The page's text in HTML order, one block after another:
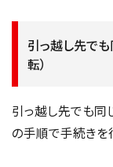
引っ越し先で
転）
引っ越し先でも同
の手順で手続きを